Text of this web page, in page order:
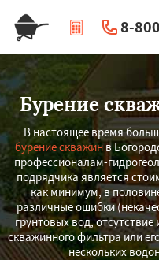
8-
|
Бурение
В настоящее время
бурение скважинв
профессионалам-
подрядчика является
как минимум, в
различные ошибки
грунтовых вод,
скважинного фильтра или
нескольких